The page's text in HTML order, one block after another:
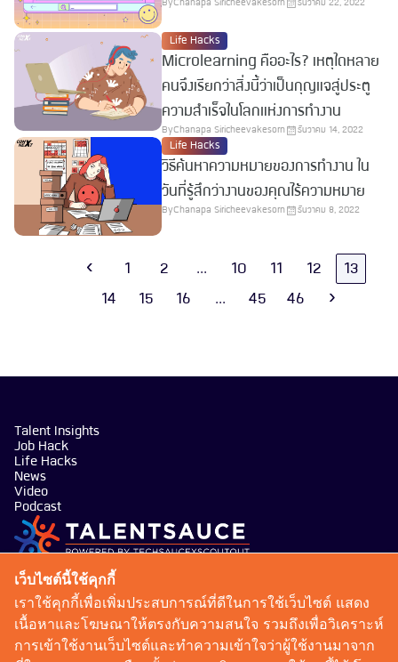
ByChanapa Siricheevakesorn ธันวาคม 22, 2022
Life Hacks
Microlearning คืออะไร? เหตุใดหลาย
คนจึงเรียกว่าสิ่งนี้ว่าเป็นกุญแจสู่ประตู
ความสำเร็จในโลกแห่งการทำงาน
ByChanapa Siricheevakesorn ธันวาคม 14, 2022
Life Hacks
วิธีค้นหาความหมายของการทำงาน ใน
วันที่รู้สึกว่างานของคุณไร้ความหมาย
ByChanapa Siricheevakesorn ธันวาคม 8, 2022
‹ 1 2 ... 10 11 12
13
14
15 16 ... 45 46 ›
Talent Insights
Job Hack
Life Hacks
News
Video
Podcast
บริษัท เทคซอส มีเดีย จำกัด
101 ทรู ดิจิทัล พาร์ค อาคาร กริฟฟิน ชั้น 14 ห้อง 1401
ถนนสุขุมวิท แขวงบางจาก เขตพระโขนง กรุงเทพมหานคร
10260
เว็บไซต์นี้ใช้คุกกี้
เราใช้คุกกี้เพื่อเพิ่มประสบการณ์ที่ดีในการใช้เว็บไซต์ แสดง
เนื้อหาและโฆษณาให้ตรงกับความสนใจ รวมถึงเพื่อวิเคราะห์
การเข้าใช้งานเว็บไซต์และทำความเข้าใจว่าผู้ใช้งานมาจาก